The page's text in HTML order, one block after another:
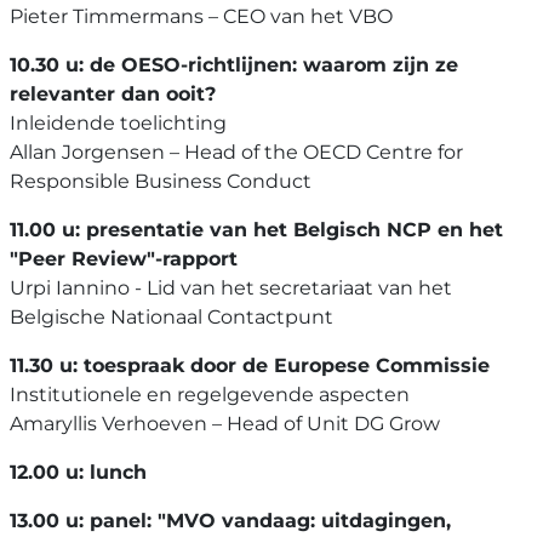
Pieter Timmermans – CEO van het VBO
10.30 u: de OESO-richtlijnen: waarom zijn ze
relevanter dan ooit?
Inleidende toelichting
Allan Jorgensen – Head of the OECD Centre for
Responsible Business Conduct
11.00 u: presentatie van het Belgisch NCP en het
"Peer Review"-rapport
Urpi Iannino - Lid van het secretariaat van het
Belgische Nationaal Contactpunt
11.30 u: toespraak door de Europese Commissie
Institutionele en regelgevende aspecten
Amaryllis Verhoeven – Head of Unit DG Grow
12.00 u: lunch
13.00 u: panel: "MVO vandaag: uitdagingen,